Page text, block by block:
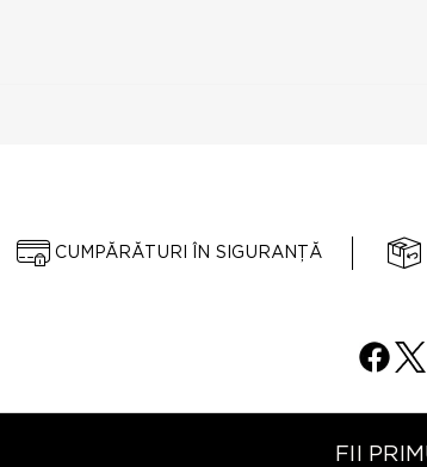
CUMPĂRĂTURI ÎN SIGURANȚĂ
FII